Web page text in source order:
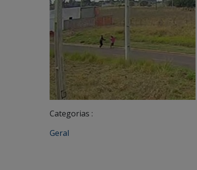
Categorias :
Geral